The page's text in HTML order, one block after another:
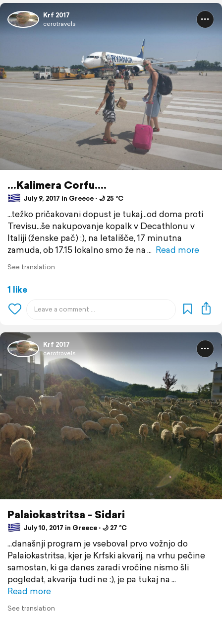
Krf 2017
cerotravels
...Kalimera Corfu....
July 9, 2017 in Greece ⋅ 🌙 25 °C
...težko pričakovani dopust je tukaj...od doma proti
Trevisu...še nakupovanje kopalk v Decathlonu v
Italiji (ženske pač) :), na letališče, 17 minutna
zamuda, ob 17.15 lokalno smo že na
Read more
See translation
1 like
Krf 2017
cerotravels
Palaiokastritsa - Sidari
July 10, 2017 in Greece ⋅ 🌙 27 °C
...današnji program je vseboval prvo vožnjo do
Palaiokastritsa, kjer je Krfski akvarij, na vrhu pečine
samostan, ki ga danes zaradi vročine nismo šli
pogledat, akvarija tudi ne :), je pa tukaj na
Read more
See translation